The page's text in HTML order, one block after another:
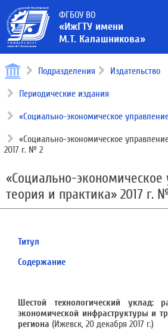
ФГБОУ ВО
«ИжГТУ имени
М.Т. Калашникова»
Подразделения Издательство
Периодические издания
«Социально-экономическое
«Социально-экономическое
2017 г. № 2
«Социально-экономическое
теория и практика» 2017 г.
Титул
Содержание
Шестой технологический уклад:
экономической инфраструктуры и
региона (Ижевск, 20 декабря 2017 г.)